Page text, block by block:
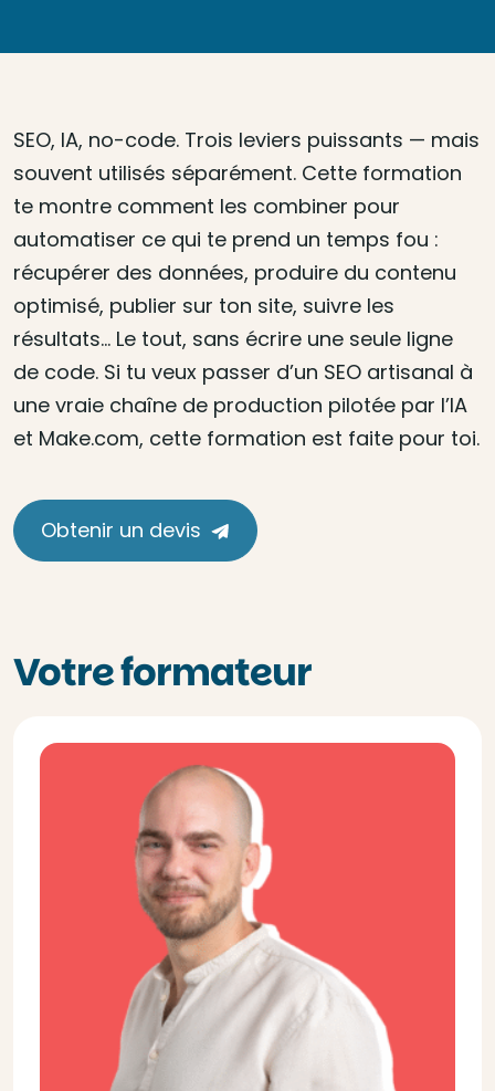
SEO, IA, no-code. Trois leviers puissants — mais
souvent utilisés séparément. Cette formation
te montre comment les combiner pour
automatiser ce qui te prend un temps fou :
récupérer des données, produire du contenu
optimisé, publier sur ton site, suivre les
résultats… Le tout, sans écrire une seule ligne
de code. Si tu veux passer d’un SEO artisanal à
une vraie chaîne de production pilotée par l’IA
et Make.com, cette formation est faite pour toi.
Obtenir un devis
Votre formateur